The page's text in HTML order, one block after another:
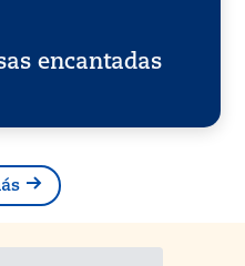
encantadas